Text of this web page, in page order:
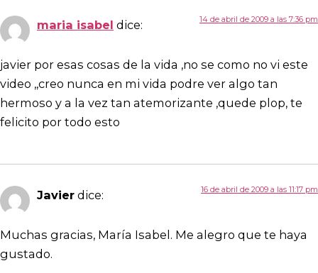
maria isabel dice: 14 de abril de 2009 a las 7:36 pm
javier por esas cosas de la vida ,no se como no vi este
video ,,creo nunca en mi vida podre ver algo tan
hermoso y a la vez tan atemorizante ,quede plop, te
felicito por todo esto
Javier dice: 16 de abril de 2009 a las 11:17 pm
Muchas gracias, María Isabel. Me alegro que te haya
gustado.